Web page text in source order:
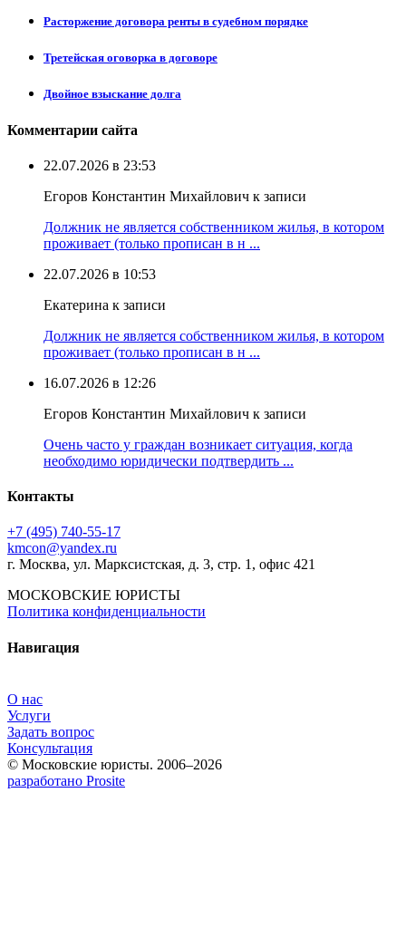
Расторжение договора ренты в судебном порядке
Третейская оговорка в договоре
Двойное взыскание долга
Комментарии сайта
22.07.2026 в 23:53
Егоров Константин Михайлович к записи
Должник не является собственником жилья, в котором
проживает (только прописан в н ...
22.07.2026 в 10:53
Екатерина к записи
Должник не является собственником жилья, в котором
проживает (только прописан в н ...
16.07.2026 в 12:26
Егоров Константин Михайлович к записи
Очень часто у граждан возникает ситуация, когда
необходимо юридически подтвердить ...
Контакты
+7 (495) 740‑55‑17
kmcon@yandex.ru
г. Москва, ул. Марксистская, д. 3, стр. 1, офис 421
МОСКОВСКИЕ ЮРИСТЫ
Политика конфиденциальности
Навигация
О нас
Услуги
Задать вопрос
Консультация
© Московские юристы. 2006–2026
разработано Prosite